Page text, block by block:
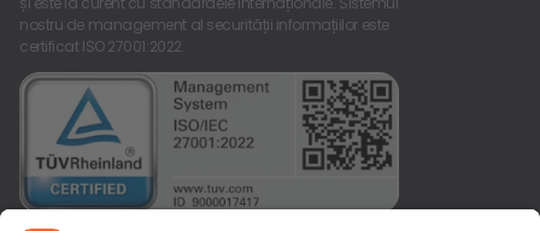
Contact
nostru de management al securității informațiilor este
certificat ISO 27001:2022.